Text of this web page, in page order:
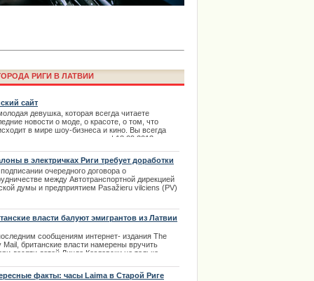
извинилось за нарушение
РИГИ В ЛАТВИИ
сайт
девушка, которая всегда читаете
новости о моде, о красоте, о том, что
в мире шоу-бизнеса и кино. Вы всегда
о правильном питании. | 18.09.2013
в электричках Риги требует доработки
очередного договора о
между Автотранспортной дирекцией
думы и предприятием Pasažieru vilciens (PV)
решено довести до вынесения правильного
власти балуют эмигрантов из Латвии
сообщениям интернет- издания The
Mail, британские власти намерены вручить
десяти детей Линде Козловски не только
дом.
факты: часы Laima в Старой Риге